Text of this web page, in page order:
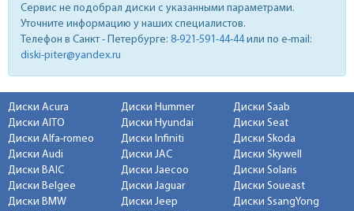
Сервис не подобрал диски с указанными параметрами.
Уточните информацию у наших специалистов.
Телефон в Санкт - Петербурге: 8-921-591-44-44или по e-mail:
diski-piter@yandex.ru
Диски Acura
Диски AITO
Диски Alfa-romeo
Диски Audi
Диски BAIC
Диски Belgee
Диски BMW
Диски Hummer
Диски Hyundai
Диски Infiniti
Диски JAC
Диски Jaecoo
Диски Jaguar
Диски Jeep
Диски Saab
Диски Seat
Диски Skoda
Диски Skywell
Диски Solaris
Диски Soueast
Диски SsangYong